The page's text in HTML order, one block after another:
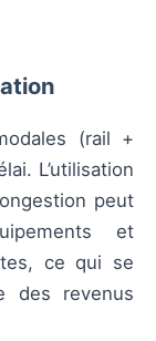
(rail +
L’utilisation
peut
et
ce qui se
des revenus